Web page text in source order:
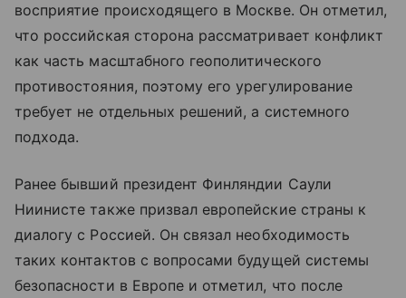
восприятие происходящего в Москве. Он отметил,
что российская сторона рассматривает конфликт
как часть масштабного геополитического
противостояния, поэтому его урегулирование
требует не отдельных решений, а системного
подхода.
Ранее бывший президент Финляндии Саули
Ниинисте также призвал европейские страны к
диалогу с Россией. Он связал необходимость
таких контактов с вопросами будущей системы
безопасности в Европе и отметил, что после